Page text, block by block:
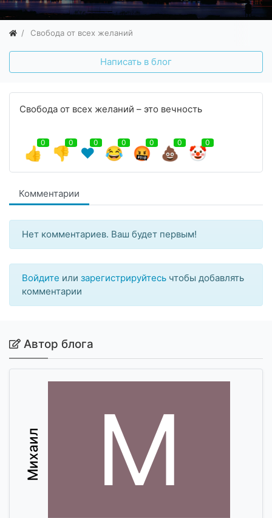
Свобода от всех желаний
Свобода от всех желаний – это вечность
👍
0
👎
0
❤️
0
😂
0
🤬
0
💩
0
🤡
0
Комментарии
Нет комментариев. Ваш будет первым!
Войдите или зарегистрируйтесь чтобы добавлять
комментарии
Автор блога
Михаил М
Написать в блог